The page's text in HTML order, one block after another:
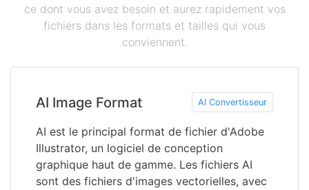
ce dont vous avez besoin et aurez rapidement vos
fichiers dans les formats et tailles qui vous
conviennent.
AI Image Format AI Convertisseur
AI est le principal format de fichier d'Adobe
Illustrator, un logiciel de conception
graphique haut de gamme. Les fichiers AI
sont des fichiers d'images vectorielles, avec